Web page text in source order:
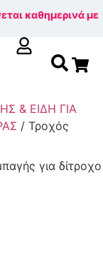
καθημερινά με
& ΕΙΔΗ ΓΙΑ
/ Τροχός
για δίτροχο